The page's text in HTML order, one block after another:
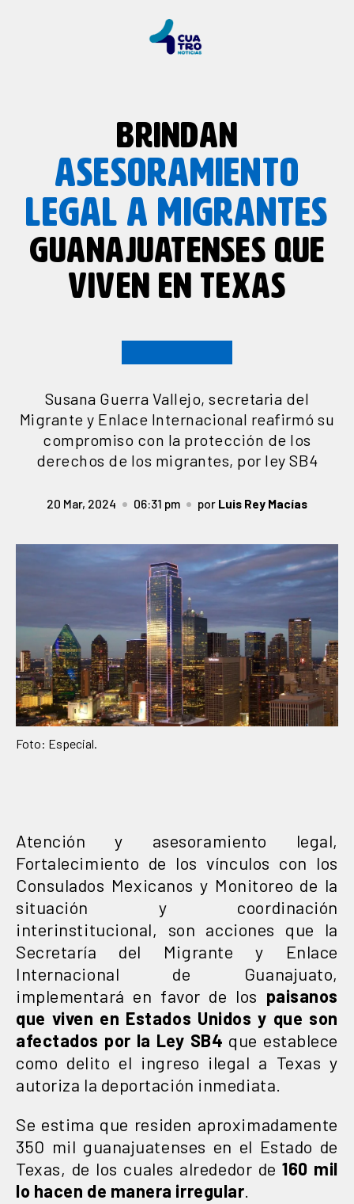
BRINDAN
ASESORAMIENTO
LEGAL A MIGRANTES
GUANAJUATENSES QUE
VIVEN EN TEXAS
Susana Guerra Vallejo, secretaria del
Migrante y Enlace Internacional reafirmó su
compromiso con la protección de los
derechos de los migrantes, por ley SB4
20 Mar, 2024 06:31 pm por Luis Rey Macías
Foto: Especial.
Atención y asesoramiento legal,
Fortalecimiento de los vínculos con los
Consulados Mexicanos y Monitoreo de la
situación y coordinación
interinstitucional, son acciones que la
Secretaría del Migrante y Enlace
Internacional de Guanajuato,
implementará en favor de los paisanos
que viven en Estados Unidos y que son
afectados por la Ley SB4 que establece
como delito el ingreso ilegal a Texas y
autoriza la deportación inmediata.
Se estima que residen aproximadamente
350 mil guanajuatenses en el Estado de
Texas, de los cuales alrededor de 160 mil
lo hacen de manera irregular